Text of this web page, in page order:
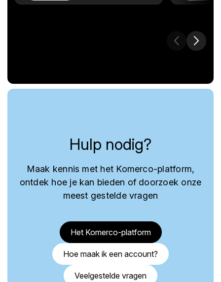
Hulp nodig?
Maak kennis met het Komerco-platform,
ontdek hoe je kan bieden of doorzoek onze
meest gestelde vragen
Het Komerco-platform
Hoe maak ik een account?
Veelgestelde vragen